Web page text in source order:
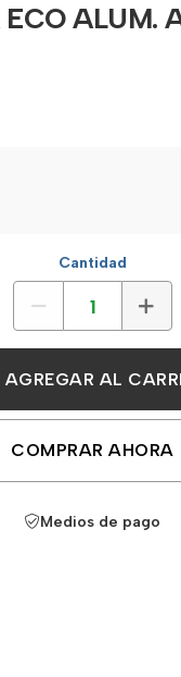
ALUM.
Cantidad
AGREGAR AL
COMPRAR AHORA
Medios de pago